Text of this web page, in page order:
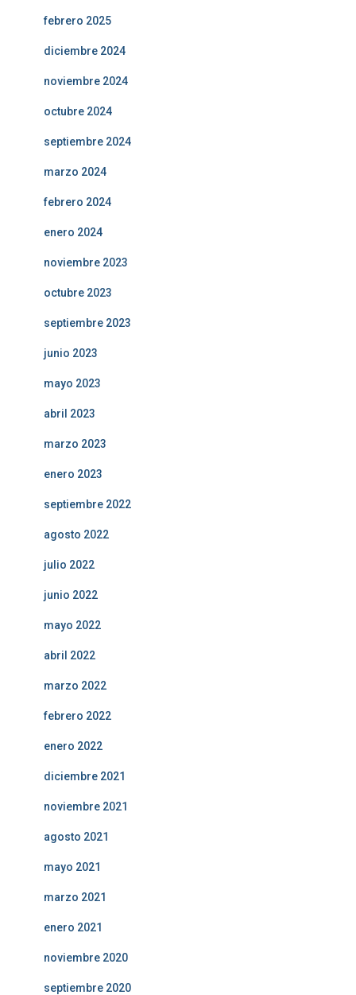
febrero 2025
diciembre 2024
noviembre 2024
octubre 2024
septiembre 2024
marzo 2024
febrero 2024
enero 2024
noviembre 2023
octubre 2023
septiembre 2023
junio 2023
mayo 2023
abril 2023
marzo 2023
enero 2023
septiembre 2022
agosto 2022
julio 2022
junio 2022
mayo 2022
abril 2022
marzo 2022
febrero 2022
enero 2022
diciembre 2021
noviembre 2021
agosto 2021
mayo 2021
marzo 2021
enero 2021
noviembre 2020
septiembre 2020